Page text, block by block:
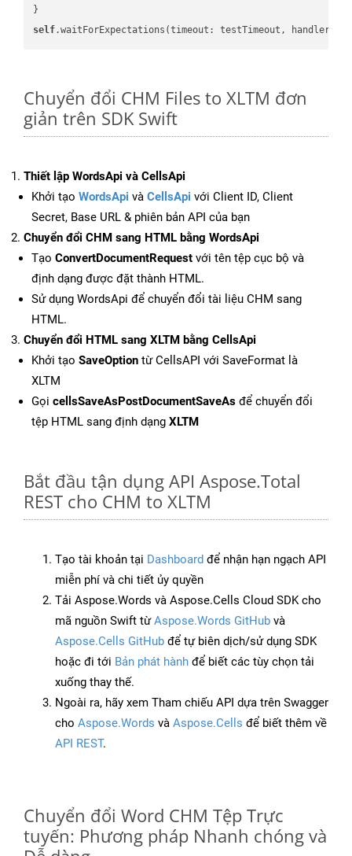
self.waitForExpectations(timeout: testTimeout, handler:
Chuyển đổi CHM Files to XLTM đơn
giản trên SDK Swift
Thiết lập WordsApi và CellsApi
Khởi tạo WordsApi và CellsApi với Client ID, Client
Secret, Base URL & phiên bản API của bạn
Chuyển đổi CHM sang HTML bằng WordsApi
Tạo ConvertDocumentRequest với tên tệp cục bộ và
định dạng được đặt thành HTML.
Sử dụng WordsApi để chuyển đổi tài liệu CHM sang
HTML.
Chuyển đổi HTML sang XLTM bằng CellsApi
Khởi tạo SaveOption từ CellsAPI với SaveFormat là
XLTM
Gọi cellsSaveAsPostDocumentSaveAs để chuyển đổi
tệp HTML sang định dạng XLTM
Bắt đầu tận dụng API Aspose.Total
REST cho CHM to XLTM
Tạo tài khoản tại Dashboard để nhận hạn ngạch API
miễn phí và chi tiết ủy quyền
Tải Aspose.Words và Aspose.Cells Cloud SDK cho
mã nguồn Swift từAspose.Words GitHub và
Aspose.Cells GitHub để tự biên dịch/sử dụng SDK
hoặc đi tới Bản phát hành để biết các tùy chọn tải
xuống thay thế.
Ngoài ra, hãy xem Tham chiếu API dựa trên Swagger
cho Aspose.Words và Aspose.Cells để biết thêm về
API REST.
Chuyển đổi Word CHM Tệp Trực
tuyến: Phương pháp Nhanh chóng và